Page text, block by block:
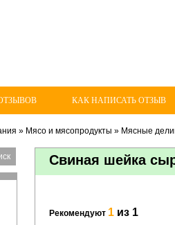
КАК НАПИСАТЬ ОТЗЫВ
» Мясо и мясопродукты » Мясные
Свиная шейка
Рекомендуют 1 из 1